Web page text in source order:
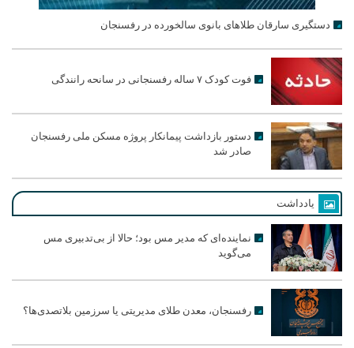
دستگیری سارقان طلاهای بانوی سالخورده در رفسنجان
فوت کودک ۷ ساله رفسنجانی در سانحه رانندگی
دستور بازداشت پیمانکار پروژه مسکن ملی رفسنجان
صادر شد
یادداشت
نماینده‌ای که مدیر مس بود؛ حالا از بی‌تدبیری مس
می‌گوید
رفسنجان، معدن طلای مدیریتی یا سرزمین بلاتصدی‌ها؟